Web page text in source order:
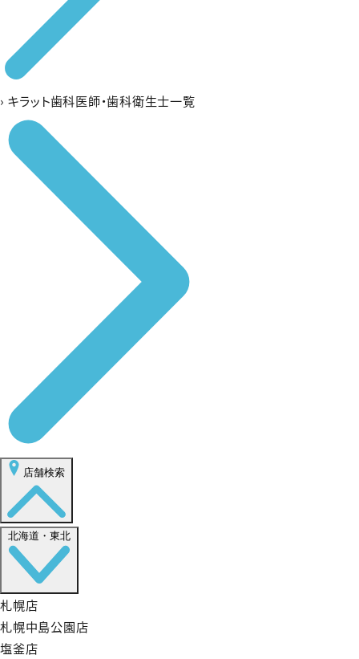
› キラット歯科医師・歯科衛生士一覧
店舗検索
北海道・東北
札幌店
札幌中島公園店
塩釜店